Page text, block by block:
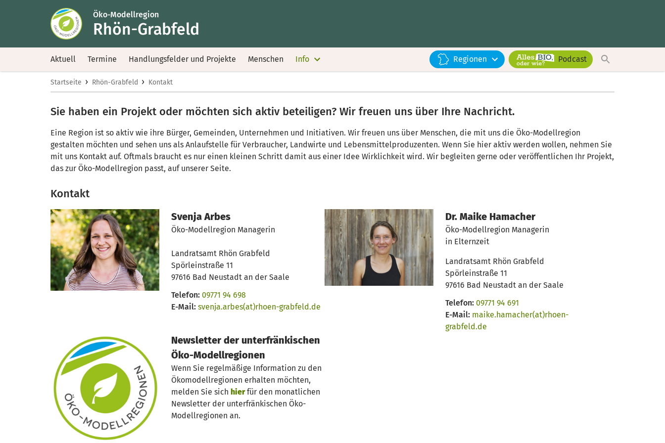
Öko-Modellregion
Rhön-Grabfeld
Aktuell Termine Handlungsfelder und Projekte Menschen Info Regionen Podcast
Startseite › Rhön-Grabfeld › Kontakt
Sie haben ein Projekt oder möchten sich aktiv beteiligen? Wir freuen uns über Ihre Nachricht.
Eine Region ist so aktiv wie ihre Bürger, Gemeinden, Unternehmen und Initiativen. Wir freuen uns über Menschen, die mit uns die Öko-Modellregion
gestalten möchten und sehen uns als Anlaufstelle für Verbraucher, Landwirte und Lebensmittelproduzenten. Wenn Sie hier aktiv werden wollen, nehmen Sie
mit uns Kontakt auf. Oftmals braucht es nur einen kleinen Schritt damit aus einer Idee Wirklichkeit wird. Wir begleiten gerne oder veröffentlichen Ihr Projekt,
das zur Öko-Modellregion passt, auf unserer Seite.
Kontakt
Svenja Arbes
Öko-Modellregion Managerin
Landratsamt Rhön Grabfeld
Spörleinstraße 11
97616 Bad Neustadt an der Saale
Telefon: 09771 94 698
E-Mail: svenja.arbes(at)rhoen-grabfeld.de
Dr. Maike Hamacher
Öko-Modellregion Managerin
in Elternzeit
Landratsamt Rhön Grabfeld
Spörleinstraße 11
97616 Bad Neustadt an der Saale
Telefon: 09771 94 691
E-Mail: maike.hamacher(at)rhoen-
grabfeld.de
Newsletter der unterfränkischen
Öko-Modellregionen
Wenn Sie regelmäßige Information zu den
Ökomodellregionen erhalten möchten,
melden Sie sich hier für den monatlichen
Newsletter der unterfränkischen Öko-
Modellregionen an.